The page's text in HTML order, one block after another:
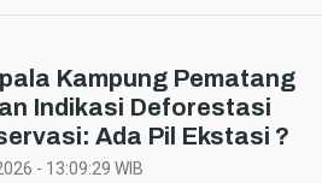
Kampung Pematang
Indikasi Deforestasi
Ada Pil Ekstasi ?
- 13:09:29WIB